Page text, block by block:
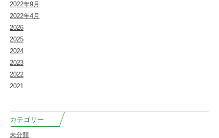
2022年9月
2022年4月
2026
2025
2024
2023
2022
2021
カテゴリー
未分類